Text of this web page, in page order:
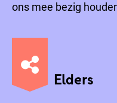
ons mee bezig
Elders